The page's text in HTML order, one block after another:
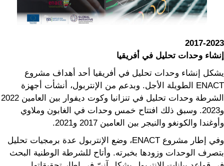
2017-2023
إنشاء وحدات تحليل في أفريقيا
يشكل إنشاء وحدات تحليل في أفريقيا أحد أهداف مشروع
ENACT الطويلة الأجل. وبدعم من الإنتربول، أنشأت أجهزة
الشرطة وحدات تحليل في تنزانيا وكوت ديفوار بين العامين 2022
و2023. وسبق ذلك افتتاح خمس وحدات في الغابون وملاوي
وأوغندا والكونغو والنيجر بين العامين 2017 و2021.
وفي إطار مشروع ENACT، وضع الإنتربول عدة برمجيات تحليل
بتصرف الوحدات وزودها بخبرته. وأتاح للشرطة الوطنية البحث